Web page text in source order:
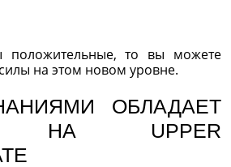
положительные, то вы можете
на этом новом уровне.
ОБЛАДАЕТ
НА UPPER